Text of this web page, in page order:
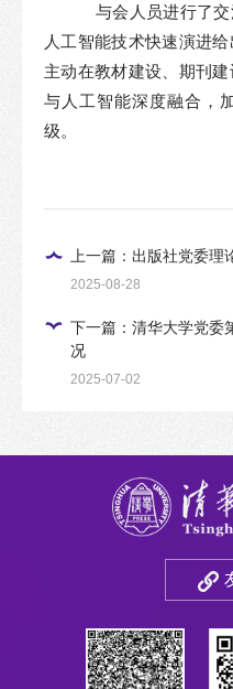
与会人员进行了交
人工智能技术快速演进
主动在教材建设、期刊
与人工智能深度融合，
级。
上一篇：出版社党委
2025-08-28
下一篇：清华大学党委
况
2025-07-02